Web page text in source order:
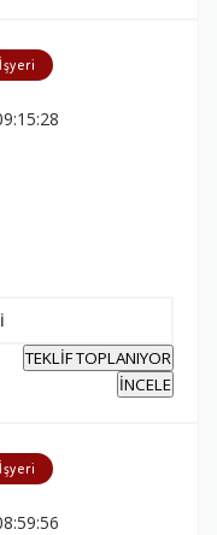
TEKLİF TOPLANIYOR
İNCELE